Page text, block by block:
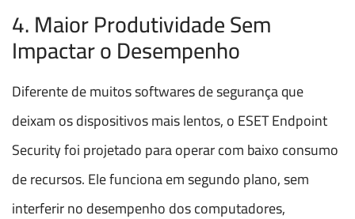
4. Maior Produtividade Sem
Impactar o Desempenho
Diferente de muitos softwares de segurança que
deixam os dispositivos mais lentos, o ESET Endpoint
Security foi projetado para operar com baixo consumo
de recursos. Ele funciona em segundo plano, sem
interferir no desempenho dos computadores,